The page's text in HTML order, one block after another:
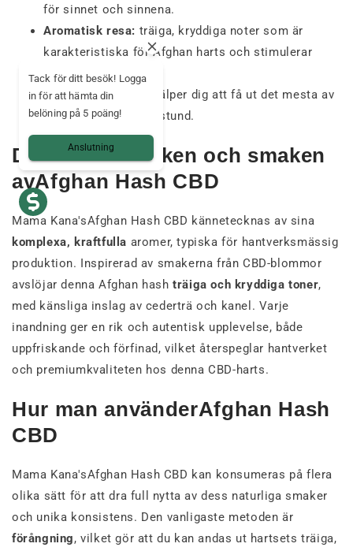
för sinnet och sinnena.
Aromatisk resa: träiga, kryddiga noter som är
karakteristiska för Afghan harts och stimulerar
sinnena.
Fokusera på nuet:
hjälper dig att få ut det mesta av
en lugn eller kreativ stund.
Den unika smaken och smaken
avAfghan Hash CBD
Mama Kana'sAfghan Hash CBD kännetecknas av sina
komplexa, kraftfulla aromer, typiska för hantverksmässig
produktion. Inspirerad av smakerna från CBD-blommor
avslöjar denna Afghan hashträiga och kryddiga toner,
med känsliga inslag av cederträ och kanel. Varje
inandning ger en rik och autentisk upplevelse, både
uppfriskande och förfinad, vilket återspeglar hantverket
och premiumkvaliteten hos denna CBD-harts.
Hur man använderAfghan Hash
CBD
Mama Kana'sAfghan Hash CBD kan konsumeras på flera
olika sätt för att dra full nytta av dess naturliga smaker
och unika konsistens. Den vanligaste metoden är
förångning, vilket gör att du kan andas ut hartsets träiga,
Tack för ditt besök! Logga
in för att hämta din
belöning på 5 poäng!
Anslutning